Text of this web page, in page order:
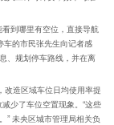
到哪里有空位，直接导航
车的市民张先生向记者感
、规划停车路线，并在离
改造区域车位日均使用率提
少了车位空置现象。“这些
” 未央区城市管理局相关负